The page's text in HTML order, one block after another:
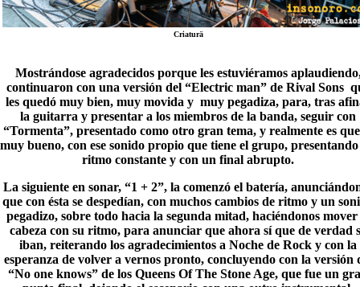
Criaturä
Mostrándose agradecidos porque les estuviéramos
continuaron con una versión del “Electric man” de Rival Sons
les quedó muy bien, muy movida y muy pegadiza, para, tras
la guitarra y presentar a los miembros de la banda, seguir con
“Tormenta”, presentado como otro gran tema, y realmente es que
muy bueno, con ese sonido propio que tiene el grupo,
ritmo constante y con un final abrupto.
La siguiente en sonar, “1 + 2”, la comenzó el batería,
que con ésta se despedían, con muchos cambios de ritmo y un
pegadizo, sobre todo hacia la segunda mitad, haciéndonos mover
cabeza con su ritmo, para anunciar que ahora sí que de verdad
iban, reiterando los agradecimientos a Noche de Rock y con la
esperanza de volver a vernos pronto, concluyendo con la versión
“No one knows” de los Queens Of The Stone Age, que fue un